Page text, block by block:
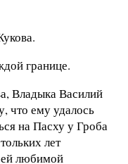
границе.
Владыка Василий
что ему удалось
на Пасху у Гроба
лет
любимой